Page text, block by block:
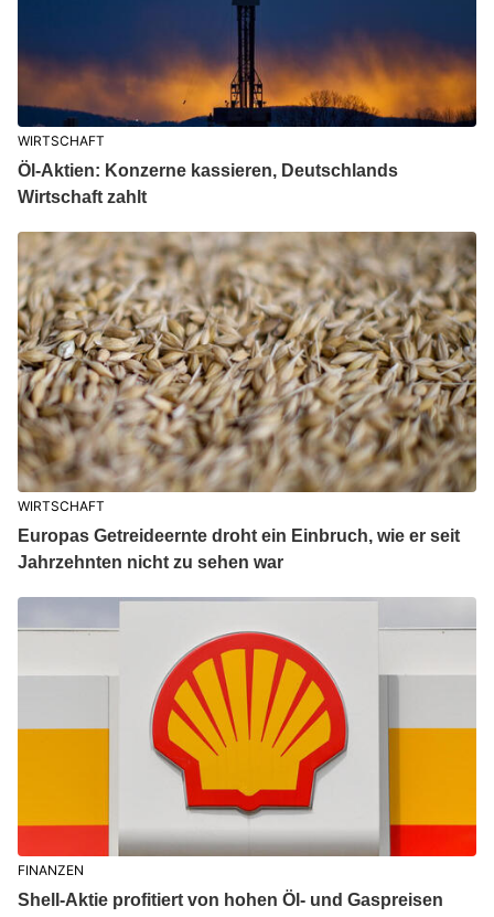
WIRTSCHAFT
Öl-Aktien: Konzerne kassieren, Deutschlands
Wirtschaft zahlt
WIRTSCHAFT
Europas Getreideernte droht ein Einbruch, wie er seit
Jahrzehnten nicht zu sehen war
FINANZEN
Shell-Aktie profitiert von hohen Öl- und Gaspreisen